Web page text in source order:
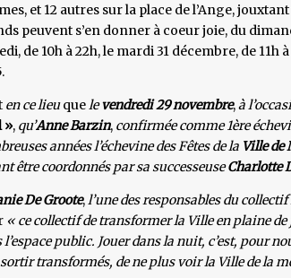
et 12 autres sur la place de l’Ange,
peuvent s’en donner à coeur joie, du
de 10h à 22h, le mardi 31 décembre, de
en ce lieuquelevendredi 29 novembre,à
», qu’Anne Barzin, confirmée comme 1ère
années l’échevine des Fêtes de la Ville de
être coordonnés par sa successeuseCharlotte
De Groote,l’une des responsables du
« ce collectif de transformer la Ville en plaine
l’espace public. Jouer dans la nuit, c’est, pour
sortir transformés, de ne plus voir la Ville de la